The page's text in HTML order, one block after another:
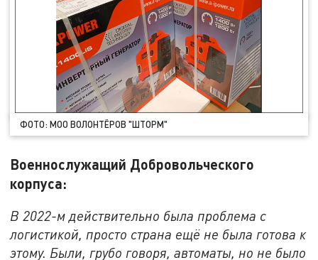
ФОТО: МОО ВОЛОНТЁРОВ "ШТОРМ"
Военнослужащий Добровольческого
корпуса:
В 2022-м действительно была проблема с
логистикой, просто страна ещё не была готова к
этому. Были, грубо говоря, автоматы, но не было